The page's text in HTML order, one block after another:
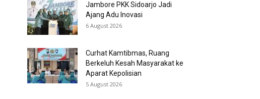
Jambore PKK Sidoarjo Jadi
Ajang Adu Inovasi
6 August 2026
Curhat Kamtibmas, Ruang
Berkeluh Kesah Masyarakat ke
Aparat Kepolisian
5 August 2026